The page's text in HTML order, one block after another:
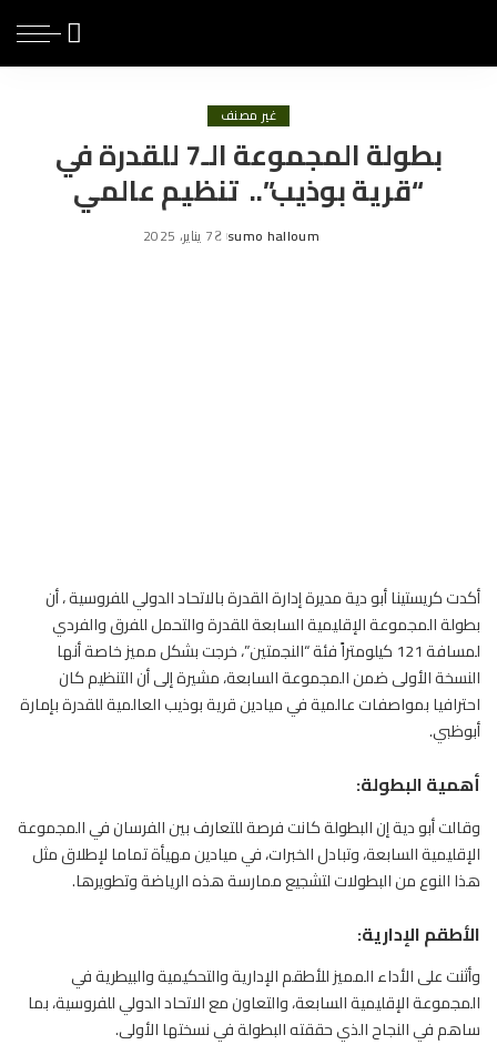
غير مصنف
بطولة المجموعة الـ7 للقدرة في
“قرية بوذيب”.. تنظيم عالمي
Posted
sumo halloum 7 يناير، 2025
أكدت كريستينا أبو دية مديرة إدارة القدرة بالاتحاد الدوليللفروسية، أن
بطولة المجموعة الإقليمية السابعة للقدرة والتحمل للفرق والفردي
لمسافة 121 كيلومتراً فئة “النجمتين”، خرجت بشكل مميز خاصة أنها
النسخة الأولى ضمن المجموعة السابعة، مشيرة إلى أن التنظيم كان
احترافيا بمواصفات عالمية في ميادين قرية بوذيب العالمية للقدرة بإمارة
أبوظبي.
أهمية البطولة:
وقالت أبو دية إن البطولة كانت فرصة للتعارف بين الفرسان في المجموعة
الإقليمية السابعة، وتبادل الخبرات، في ميادين مهيأة تماما لإطلاق مثل
هذا النوع من البطولات لتشجيع ممارسة هذه الرياضة وتطويرها.
الأطقم الإدارية:
وأثنت على الأداء المميز للأطقم الإدارية والتحكيمية والبيطرية في
المجموعة الإقليمية السابعة، والتعاون مع الاتحاد الدوليللفروسية، بما
ساهم في النجاح الذي حققته البطولة في نسختها الأولى.